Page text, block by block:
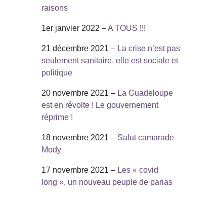
raisons
1er janvier 2022 –A TOUS !!!
21 décembre 2021 – La crise n’est pas
seulement sanitaire, elle est sociale et
politique
20 novembre 2021 – La Guadeloupe
est en révolte ! Le gouvernement
réprime !
18 novembre 2021 – Salut camarade
Mody
17 novembre 2021 – Les « covid
long », un nouveau peuple de parias